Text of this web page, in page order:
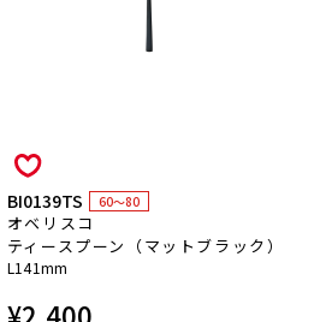
BI0139TS 60～80
オベリスコ
ティースプーン（マットブラック）
L141mm
¥2,400